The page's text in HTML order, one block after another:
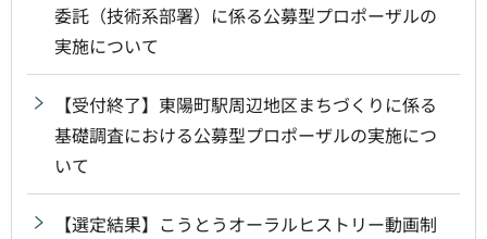
委託（技術系部署）に係る公募型プロポーザルの
実施について
【受付終了】東陽町駅周辺地区まちづくりに係る
基礎調査における公募型プロポーザルの実施につ
いて
【選定結果】こうとうオーラルヒストリー動画制